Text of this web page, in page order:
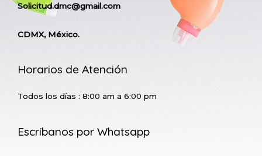
Solicitud.dmc@gmail.com
CDMX, México.
Horarios de Atención
Todos los días : 8:00 am a 6:00 pm
Escríbanos por Whatsapp